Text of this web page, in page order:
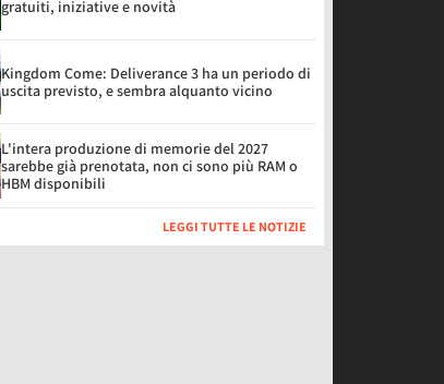
gratuiti, iniziative e novità
Kingdom Come: Deliverance 3 ha un periodo di
uscita previsto, e sembra alquanto vicino
L'intera produzione di memorie del 2027
sarebbe già prenotata, non ci sono più RAM o
HBM disponibili
LEGGI TUTTE LE NOTIZIE